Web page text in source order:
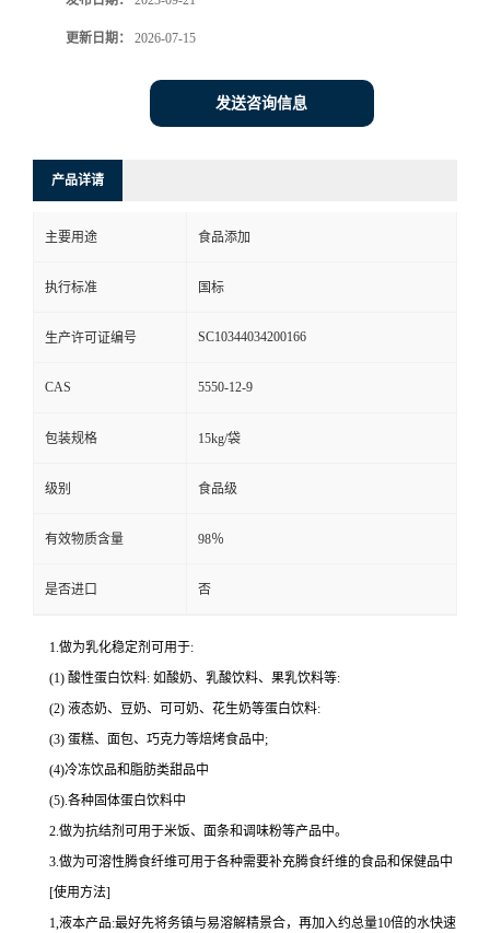
更新日期： 2026-07-15
发送咨询信息
产品详请
主要用途 食品添加
执行标准 国标
生产许可证编号 SC10344034200166
CAS 5550-12-9
包装规格 15kg/袋
级别 食品级
有效物质含量 98％
是否进口 否
1.做为乳化稳定剂可用于:
(1) 酸性蛋白饮料: 如酸奶、乳酸饮料、果乳饮料等:
(2) 液态奶、豆奶、可可奶、花生奶等蛋白饮料:
(3) 蛋糕、面包、巧克力等焙烤食品中;
(4)冷冻饮品和脂肪类甜品中
(5).各种固体蛋白饮料中
2.做为抗结剂可用于米饭、面条和调味粉等产品中。
3.做为可溶性腾食纤维可用于各种需要补充腾食纤维的食品和保健品中
[使用方法]
1,液本产品:最好先将务镇与易溶解精景合，再加入约总量10倍的水快速